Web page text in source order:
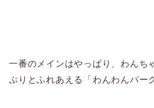
一番のメインはやっぱり、わんち
ぷりとふれあえる「わんわんパー